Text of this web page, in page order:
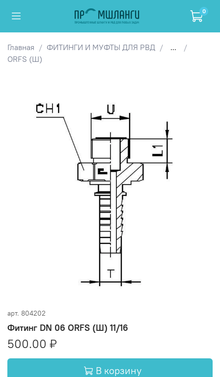
0
Главная ФИТИНГИ И МУФТЫ ДЛЯ РВД
...
ORFS (Ш)
арт. 804202
Фитинг DN 06 ORFS (Ш) 11/16
500.00 ₽
В корзину